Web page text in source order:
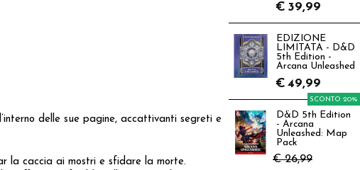
delle sue pagine, accattivanti segreti e
la caccia ai mostri e sfidare la morte.
€ 39,99
EDIZIONE
LIMITATA - D&D
5th Edition -
Arcana Unleashed
€ 49,99
D&D 5th Edition
- Arcana
Unleashed: Map
Pack
€ 26,99
SCONTO 20%